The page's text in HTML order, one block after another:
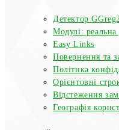
Детектор
Модулі:
Easy Links
Повернення
Політика
Орієнтовні
Відстеження
Географія